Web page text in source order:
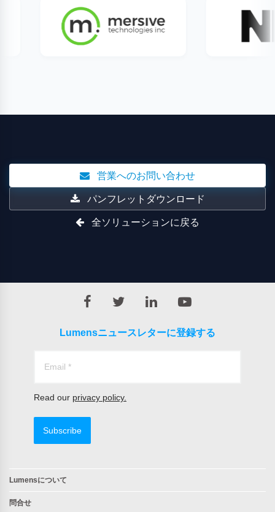
営業へのお問い合わせ
パンフレットダウンロード
全ソリューションに戻る
Lumensニュースレターに登録する
Read our privacy policy.
Subscribe
Lumensについて
問合せ